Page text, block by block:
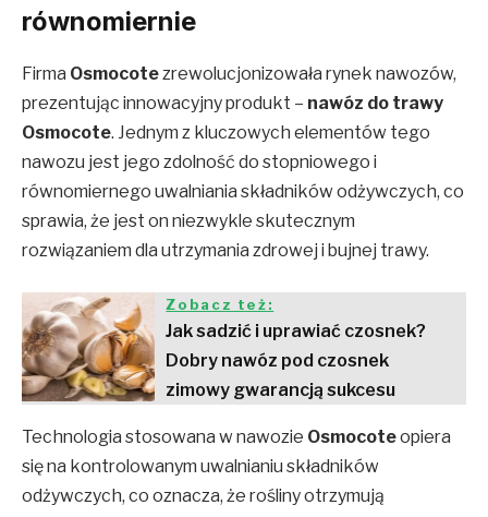
równomiernie
Firma Osmocotezrewolucjonizowała rynek nawozów,
prezentując innowacyjny produkt – nawóz do trawy
Osmocote. Jednym z kluczowych elementów tego
nawozu jest jego zdolność do stopniowego i
równomiernego uwalniania składników odżywczych, co
sprawia, że jest on niezwykle skutecznym
rozwiązaniem dla utrzymania zdrowej i bujnej trawy.
Zobacz też:
Jak sadzić i uprawiać czosnek?
Dobry nawóz pod czosnek
zimowy gwarancją sukcesu
Technologia stosowana w nawozie Osmocoteopiera
się na kontrolowanym uwalnianiu składników
odżywczych, co oznacza, że rośliny otrzymują